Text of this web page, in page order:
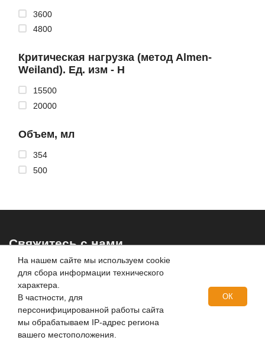
3600
4800
Критическая нагрузка (метод Almen-
Weiland). Ед. изм - Н
15500
20000
Объем, мл
354
500
Свяжитесь с нами
г. Москва:Рязанский пр-кт, дом 16, строение 2, этаж
цоколь, помещение III, комната 1.2
г. Санкт-Петербург:
ул. Ватутина, д. 19, ЛИТ А, офис 109 (БЦ
Омега)
г. Екатеринбург:ул. Серафимы Дерябиной, д. 32, корп. Б,
помещение 19–32
На нашем сайте мы используем cookie
для сбора информации технического
характера.
В частности, для
персонифицированной работы сайта
мы обрабатываем IP-адрес региона
вашего местоположения.
ОК